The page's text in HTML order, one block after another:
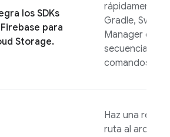
los SDKs
Firebase para
Storage.
rápidamente
Gradle, Swift
Manager o una
secuencia de
comandos.
Haz una
ruta al archivo